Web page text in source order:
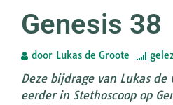
Genesis 38
door Lukas de Groote
Deze bijdrage van Lukas de
eerder in Stethoscoop op